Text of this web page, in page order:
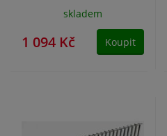
skladem
1 094 Kč Koupit